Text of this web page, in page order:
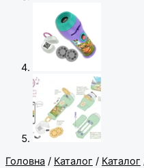
Головна / Каталог / Каталог